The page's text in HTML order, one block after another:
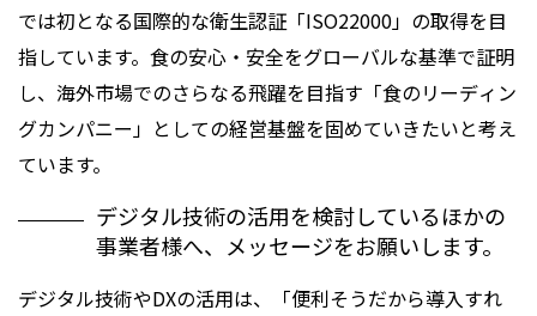
では初となる国際的な衛生認証「ISO22000」の取得を目
指しています。食の安心・安全をグローバルな基準で証明
し、海外市場でのさらなる飛躍を目指す「食のリーディン
グカンパニー」としての経営基盤を固めていきたいと考え
ています。
デジタル技術の活用を検討しているほかの
事業者様へ、メッセージをお願いします。
デジタル技術やDXの活用は、「便利そうだから導入すれ